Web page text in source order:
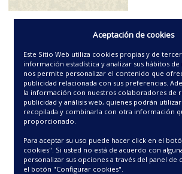
JACQUARD YUCA
30.38€
Aceptación de cookies
Este Sitio Web utiliza cookies propias y de
información estadística y analizar sus hábitos
nos permite personalizar el contenido que
publicidad relacionada con sus preferencias.
la información con nuestros colaboradores de
publicidad y análisis web, quienes podrán
recopilada y combinarla con otra información
proporcionado.
Para aceptar su uso puede hacer click en el
cookies". Si usted no está de acuerdo con
personalizar sus opciones a través del panel de
el botón "Configurar cookies".